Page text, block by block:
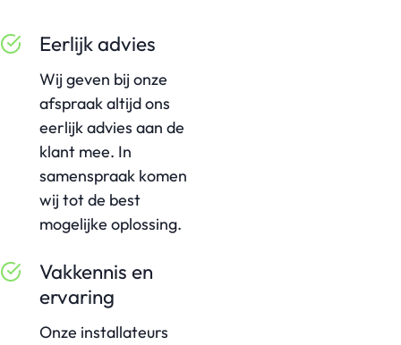
Eerlijk advies
Wij geven bij onze
afspraak altijd ons
eerlijk advies aan de
klant mee. In
samenspraak komen
wij tot de best
mogelijke oplossing.
Vakkennis en
ervaring
Onze installateurs